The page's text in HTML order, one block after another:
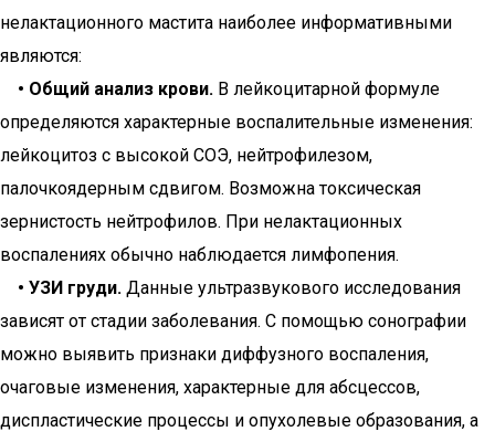
нелактационного мастита наиболее информативными
являются:
• Общий анализ крови. В лейкоцитарной формуле
определяются характерные воспалительные изменения:
лейкоцитоз с высокой СОЭ, нейтрофилезом,
палочкоядерным сдвигом. Возможна токсическая
зернистость нейтрофилов. При нелактационных
воспалениях обычно наблюдается лимфопения.
• УЗИ груди. Данные ультразвукового исследования
зависят от стадии заболевания. С помощью сонографии
можно выявить признаки диффузного воспаления,
очаговые изменения, характерные для абсцессов,
диспластические процессы и опухолевые образования, а